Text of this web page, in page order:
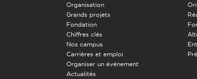
Organisation
Grands projets
Fondation
Chiffres clés
Nos campus
Carrières et emploi
Organiser un événement
Actualités